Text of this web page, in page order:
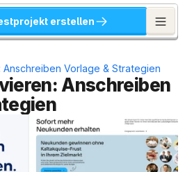
erstellen
Vorlage & Strategien
Anschreiben